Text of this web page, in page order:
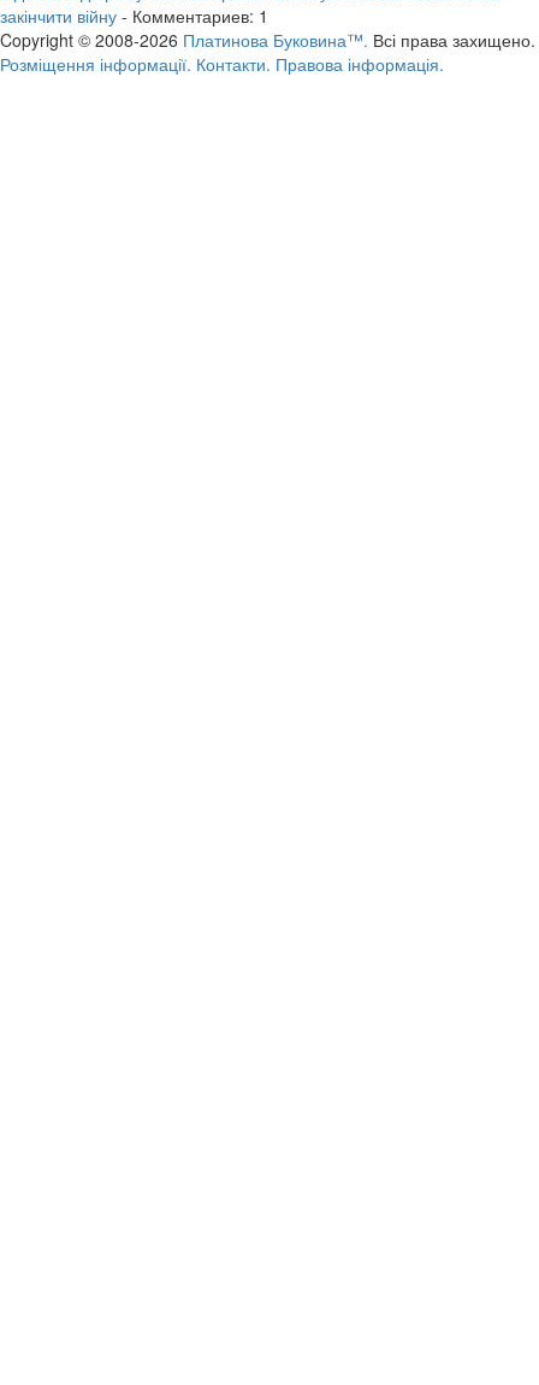
закінчити війну - Комментариев: 1
Copyright © 2008-2026 Платинова Буковина™. Всі права захищено.
Розміщення інформації. Контакти. Правова інформація.